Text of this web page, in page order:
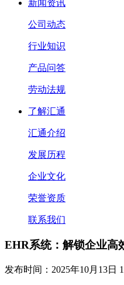
新闻资讯
公司动态
行业知识
产品问答
劳动法规
了解汇通
汇通介绍
发展历程
企业文化
荣誉资质
联系我们
EHR系统：解锁企业高
发布时间：2025年10月13日